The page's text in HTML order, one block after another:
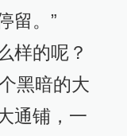
留。”
样的呢？
黑暗的大
通铺，一